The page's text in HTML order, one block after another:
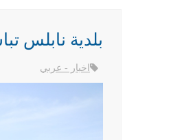
بلدية نابلس
اخبار - عربي